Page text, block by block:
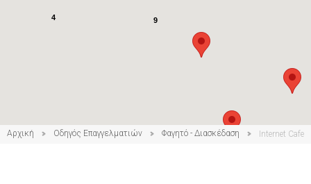
9
4
Αρχική Οδηγός Επαγγελματιών Φαγητό - Διασκέδαση Internet Cafe